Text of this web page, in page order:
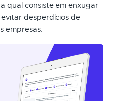
a qual consiste em enxugar
desperdícios de
empresas.